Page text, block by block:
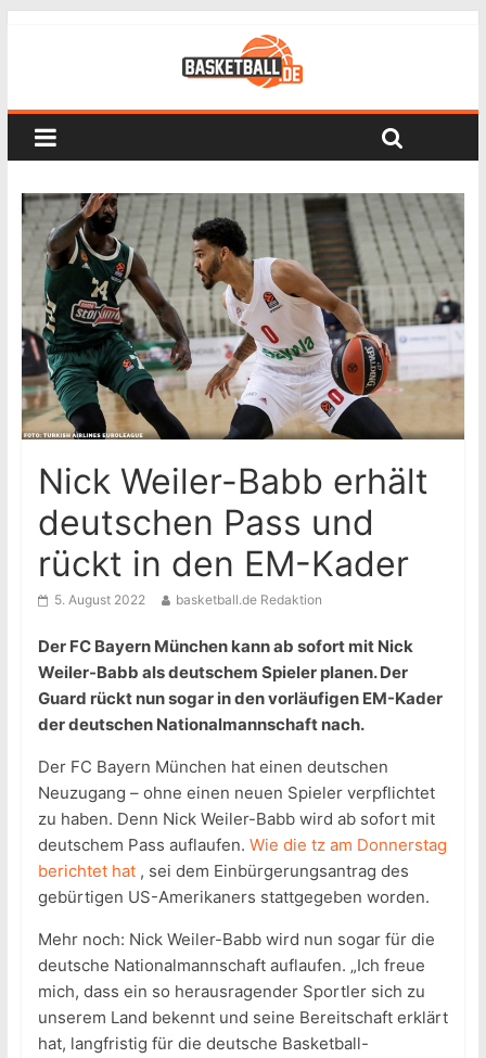
Nick Weiler-Babb erhält
deutschen Pass und
rückt in den EM-Kader
5. August 2022 basketball.de Redaktion
Der FC Bayern München kann ab sofort mit Nick
Weiler-Babb als deutschem Spieler planen. Der
Guard rückt nun sogar in den vorläufigen EM-Kader
der deutschen Nationalmannschaft nach.
Der FC Bayern München hat einen deutschen
Neuzugang – ohne einen neuen Spieler verpflichtet
zu haben. Denn Nick Weiler-Babb wird ab sofort mit
deutschem Pass auflaufen. Wie die tz am Donnerstag
berichtet hat, sei dem Einbürgerungsantrag des
gebürtigen US-Amerikaners stattgegeben worden.
Mehr noch: Nick Weiler-Babb wird nun sogar für die
deutsche Nationalmannschaft auflaufen. „Ich freue
mich, dass ein so herausragender Sportler sich zu
unserem Land bekennt und seine Bereitschaft erklärt
hat, langfristig für die deutsche Basketball-